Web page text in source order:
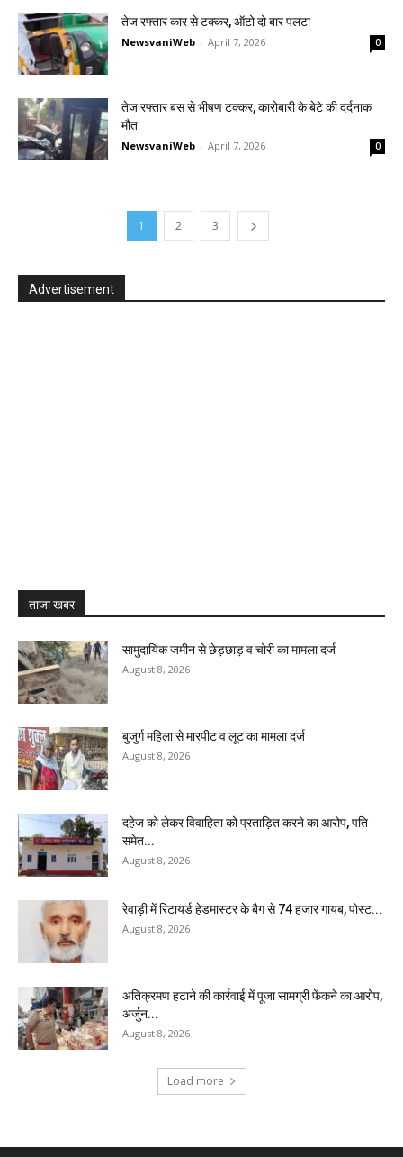
तेज रफ्तार कार से टक्कर, ऑटो दो बार पलटा
NewsvaniWeb - April 7, 2026 0
तेज रफ्तार बस से भीषण टक्कर, कारोबारी के बेटे की दर्दनाक
मौत
NewsvaniWeb - April 7, 2026 0
1 2 3
Advertisement
ताजा खबर
सामुदायिक जमीन से छेड़छाड़ व चोरी का मामला दर्ज
August 8, 2026
बुजुर्ग महिला से मारपीट व लूट का मामला दर्ज
August 8, 2026
दहेज को लेकर विवाहिता को प्रताड़ित करने का आरोप, पति
समेत...
August 8, 2026
रेवाड़ी में रिटायर्ड हेडमास्टर के बैग से ₹74 हजार गायब, पोस्ट...
August 8, 2026
अतिक्रमण हटाने की कार्रवाई में पूजा सामग्री फेंकने का आरोप,
अर्जुन...
August 8, 2026
Load more